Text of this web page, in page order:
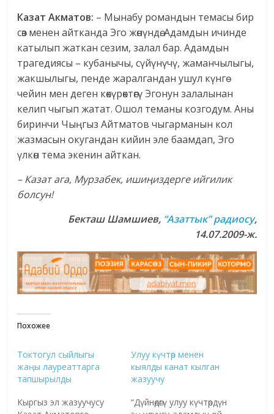
Казат Акматов: – Мынабу романдын темасы бир
сөз менен айтканда Эго жөнүндө. Адамдын ичинде
катылып жаткан сезим, залал бар. Адамдын
трагедиясы – кубанычы, сүйүнүчү, жаманчылыгы,
жакшылыгы, пенде жаралгандан ушул күнгө
чейин мен деген көкүрөктөгү Эгонун залалынан
келип чыгып жатат. Ошол теманы козгодум. Аны
биринчи Чыңгыз Айтматов чыгарманын кол
жазмасын окугандан кийин эле баамдап, Эго
үлкөн тема экенин айткан.
– Казат ага, Мурзабек, ишиңиздерге ийгилик
болсун!
Бекташ Шамшиев, “Азаттык” радиосу,
14.07.2009-ж.
Похожее
Токтогул сыйлыгы
жаңы лауреаттарга
тапшырылды
Кыргыз эл жазуучусу
Улуу күчтөр менен
кыялды канат кылган
жазуучу
“Дүйнөдөгү улуу күчтөрдүн